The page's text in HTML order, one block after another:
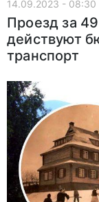
14.09.2023 - 08:30
Проезд за
действуют
транспорт